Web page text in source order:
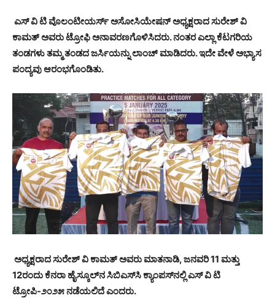
ಎಸ್ ವಿ ಟಿ ವೊಲಂಟೀಯರ್ಸ್ ಅಸೋಸಿಯೇಷನ್ ಅಧ್ಯಕ್ಷರಾದ ಸುರೇಶ್ ವಿ
ಕಾಮತ್ ಅವರು ಟ್ರೋಫಿ ಅನಾವರಣಗೊಳಿಸಿದರು. ನಂತರ ಎಲ್ಲಾ ಕೆಟಗರಿಯ
ತಂಡಗಳು ತಮ್ಮ ತಂಡದ ಜರ್ಸಿಯನ್ನು ಲಾಂಚ್ ಮಾಡಿದರು. ಇದೇ ವೇಳೆ ಅಭ್ಯಾಸ
ಪಂದ್ಯವು ಆರಂಭಗೊಂಡಿತು.
ಅಧ್ಯಕ್ಷರಾದ ಸುರೇಶ್ ವಿ ಕಾಮತ್ ಅವರು ಮಾತನಾಡಿ, ಜನವರಿ 11 ಮತ್ತು
12ರಂದು ಕೆನರಾ ಹೈಸ್ಕೂಲ್‌ನ ಸಿಬಿಎಸ್‌ಸಿ ಕ್ಯಾಂಪಸ್‌ನಲ್ಲಿ ಎಸ್ ವಿ ಟಿ
ಟ್ರೋಪಿ-೨೦೨೫ ನಡೆಯಲಿದೆ ಎಂದರು.